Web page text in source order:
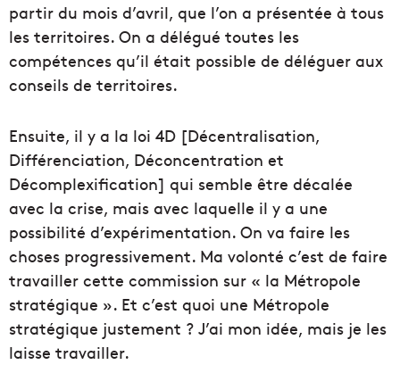
partir du mois d’avril, que l’on a présentée à tous
les territoires. On a délégué toutes les
compétences qu’il était possible de déléguer aux
conseils de territoires.
Ensuite, il y a la loi 4D [Décentralisation,
Différenciation, Déconcentration et
Décomplexification] qui semble être décalée
avec la crise, mais avec laquelle il y a une
possibilité d’expérimentation. On va faire les
choses progressivement. Ma volonté c’est de faire
travailler cette commission sur « la Métropole
stratégique ». Et c’est quoi une Métropole
stratégique justement ? J’ai mon idée, mais je les
laisse travailler.